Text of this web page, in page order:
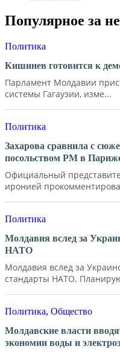
Популярное за
Политика
Кишинев готовится к
Парламент Молдавии
системы Гагаузии, изме...
Политика
Захарова сравнила с
посольством РМ в
Официальный
иронией
Политика
Молдавия вслед за
НАТО
Молдавия вслед за
стандарты НАТО.
Политика, Общество
Молдавские власти
экономии воды и